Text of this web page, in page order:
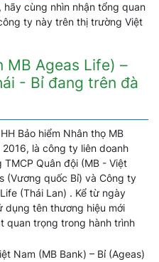
cùng nhìn nhận tổng quan
ty này trên thị trường Việt
MB Ageas Life) –
- Bỉ đang trên đà
Bảo hiểm Nhân thọ MB
là công ty liên doanh
Quân đội (MB - Việt
(Vương quốc Bỉ) và Công ty
(Thái Lan) . Kể từ ngày
tên thương hiệu mới
quan trọng trong hành trình
Nam (MB Bank) – Bỉ (Ageas)